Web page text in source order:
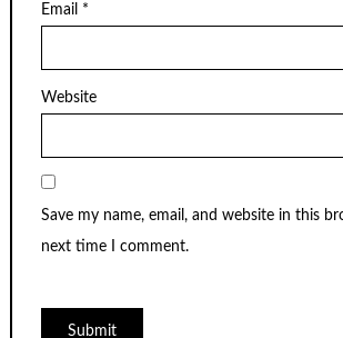
Email *
Website
Save my name, email, and website in this
next time I comment.